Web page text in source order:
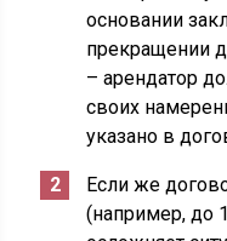
основании
прекращении
– арендатор
своих
указано в
Если же
(например, до